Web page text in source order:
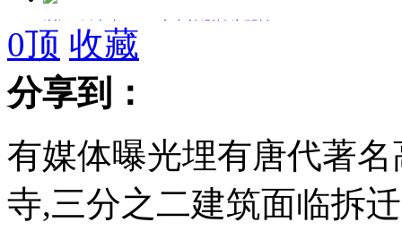
浙江1例患者H7N9病毒检测转为阴性
陕西批准5名国民党抗战老兵为烈士
研究称星期四网友被骗钱最多
80后女环卫工开15万元轿车上班
0顶 收藏
分享到：
有媒体曝光埋有唐代著
寺,三分之二建筑面临拆